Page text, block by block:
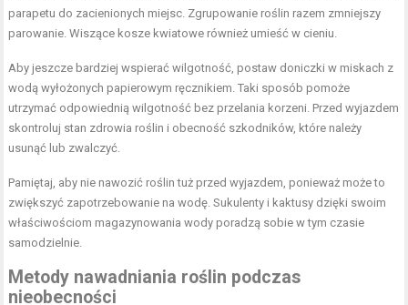
parapetu do zacienionych miejsc. Zgrupowanie roślin razem zmniejszy
parowanie. Wiszące kosze kwiatowe również umieść w cieniu.
Aby jeszcze bardziej wspierać wilgotność, postaw doniczki w miskach z
wodą wyłożonych papierowym ręcznikiem. Taki sposób pomoże
utrzymać odpowiednią wilgotność bez przelania korzeni. Przed wyjazdem
skontroluj stan zdrowia roślin i obecność szkodników, które należy
usunąć lub zwalczyć.
Pamiętaj, aby nie nawozić roślin tuż przed wyjazdem, ponieważ może to
zwiększyć zapotrzebowanie na wodę. Sukulenty i kaktusy dzięki swoim
właściwościom magazynowania wody poradzą sobie w tym czasie
samodzielnie.
Metody nawadniania roślin podczas
nieobecności